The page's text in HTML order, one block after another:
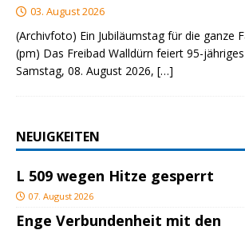
03. August 2026
(Archivfoto) Ein Jubiläumstag für die ganze
(pm) Das Freibad Walldürn feiert 95-
Samstag, 08. August 2026, […]
NEUIGKEITEN
L 509 wegen Hitze gesperrt
07. August 2026
Enge Verbundenheit mit den